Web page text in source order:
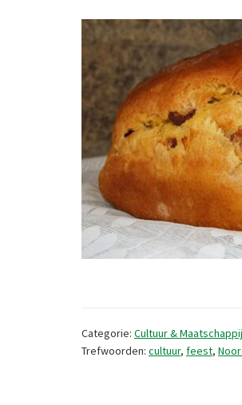
Categorie: Cultuur & Maatschappij
Trefwoorden: cultuur, feest,